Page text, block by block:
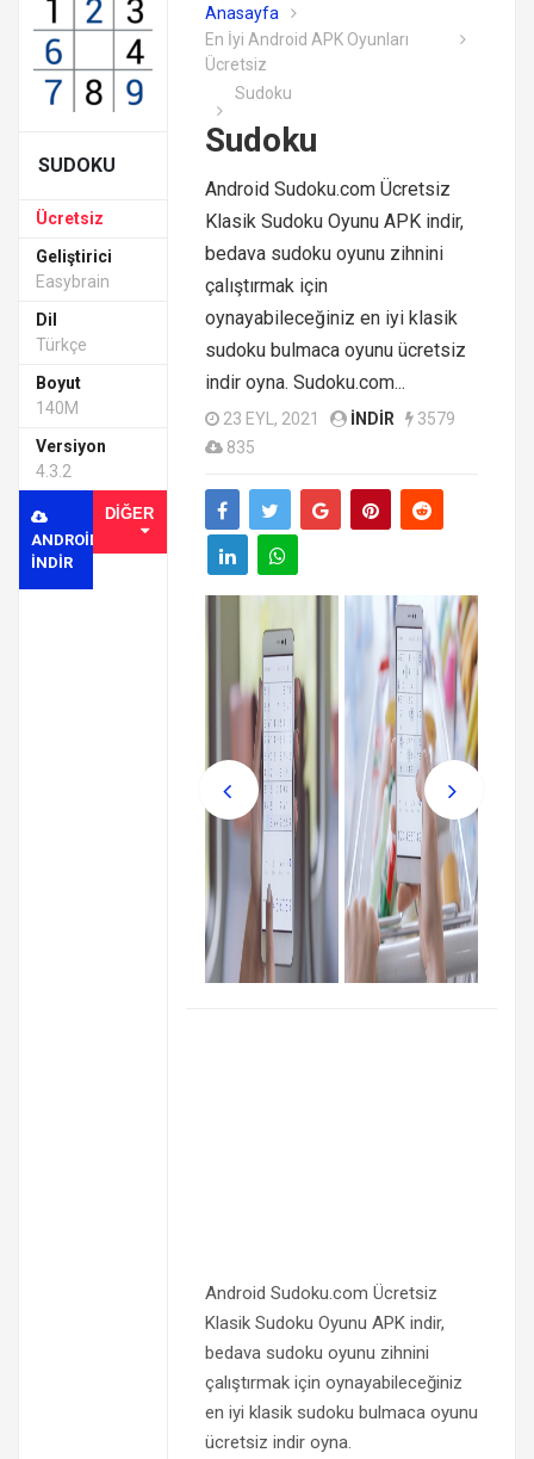
SUDOKU
Ücretsiz
Geliştirici
Easybrain
Dil
Türkçe
Boyut
140M
Versiyon
4.3.2
ANDROID
INDIR
DIĞER
Anasayfa
En İyi Android APK Oyunları
Ücretsiz
Sudoku
Sudoku
Android Sudoku.com Ücretsiz
Klasik Sudoku Oyunu APK indir,
bedava sudoku oyunu zihnini
çalıştırmak için
oynayabileceğiniz en iyi klasik
sudoku bulmaca oyunu ücretsiz
indir oyna. Sudoku.com...
23 EYL, 2021 INDIR
3579
835
Android Sudoku.com Ücretsiz
Klasik Sudoku Oyunu APK indir,
bedava sudoku oyunu zihnini
çalıştırmak için oynayabileceğiniz
en iyi klasik sudoku bulmaca oyunu
ücretsiz indir oyna.